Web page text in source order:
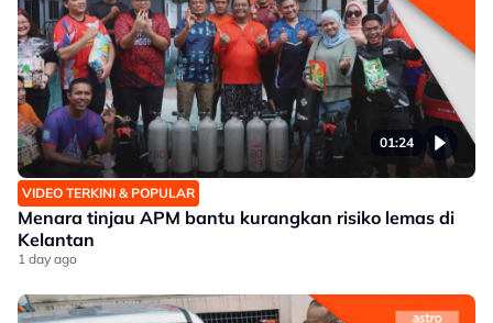
01:24
VIDEO TERKINI & POPULAR
Menara tinjau APM bantu kurangkan risiko lemas di
Kelantan
1 day ago